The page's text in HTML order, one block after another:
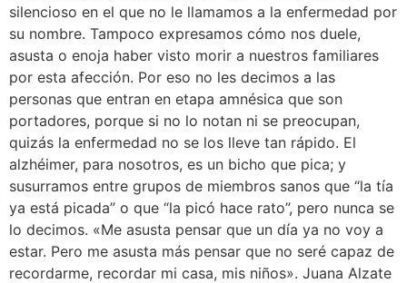
silencioso en el que no le llamamos a la enfermedad por
su nombre. Tampoco expresamos cómo nos duele,
asusta o enoja haber visto morir a nuestros familiares
por esta afección. Por eso no les decimos a las
personas que entran en etapa amnésica que son
portadores, porque si no lo notan ni se preocupan,
quizás la enfermedad no se los lleve tan rápido. El
alzhéimer, para nosotros, es un bicho que pica; y
susurramos entre grupos de miembros sanos que “la tía
ya está picada” o que “la picó hace rato”, pero nunca se
lo decimos. «Me asusta pensar que un día ya no voy a
estar. Pero me asusta más pensar que no seré capaz de
recordarme, recordar mi casa, mis niños». Juana Alzate